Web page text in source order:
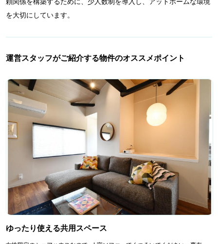
頼関係を構築するために、少人数制を導入し、アットホームな環境
を大切にしています。
運営スタッフがご紹介する物件のオススメポイント
ゆったり使える共用スペース